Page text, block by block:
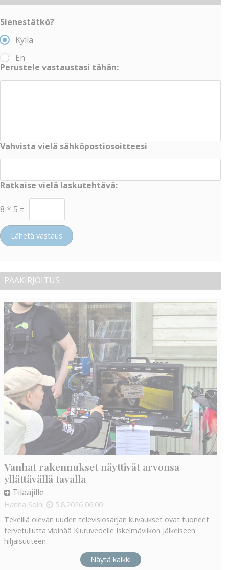
Sienestätkö?
Kyllä
En
Perustele vastaustasi tähän:
Vahvista vielä sähköpostiosoitteesi
Ratkaise vielä laskutehtävä:
8 * 5 =
Lähetä vastaus
PÄÄKIRJOITUS
Vanhat rakennukset näyttivät arvonsa
yllättävällä tavalla
Tilaajille
Hanna Soini 5.8.2026 06:00
Tekeillä olevan uuden televisiosarjan kuvaukset ovat tuoneet
tervetullutta vipinää Kiuruvedelle Iskelmäviikon jälkeiseen
hiljaisuuteen.
Näytä kaikki